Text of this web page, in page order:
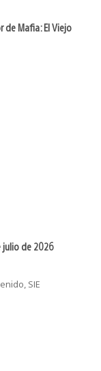
de Mafia: El Viejo
julio de 2026
SIE